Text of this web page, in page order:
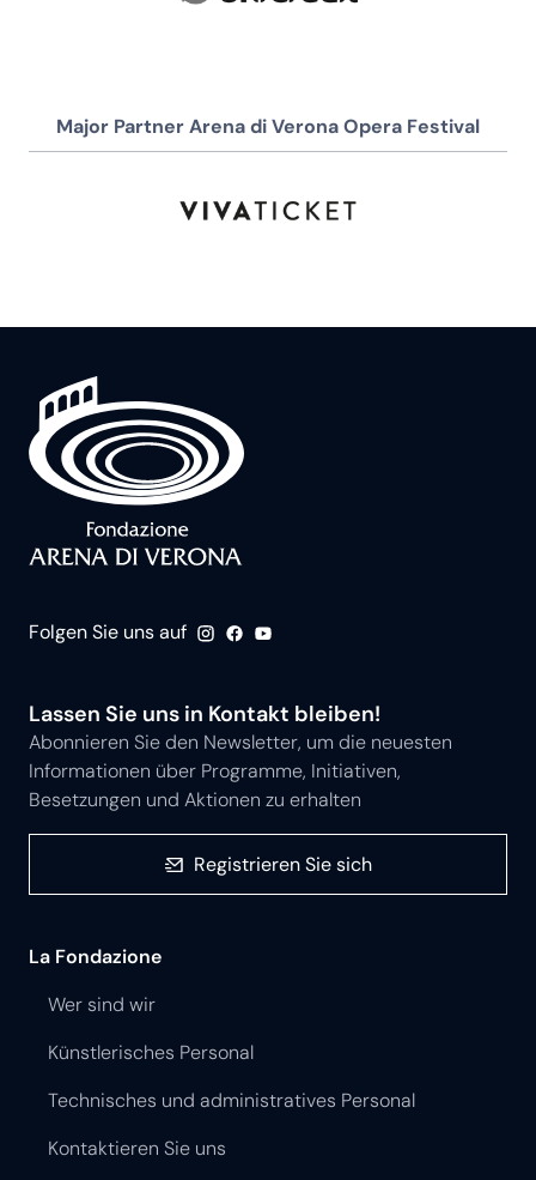
Major Partner Arena di Verona Opera Festival
Folgen Sie uns auf
Lassen Sie uns in Kontakt bleiben!
Abonnieren Sie den Newsletter, um die neuesten
Informationen über Programme, Initiativen,
Besetzungen und Aktionen zu erhalten
Registrieren Sie sich
La Fondazione
Wer sind wir
Künstlerisches Personal
Technisches und administratives Personal
Kontaktieren Sie uns